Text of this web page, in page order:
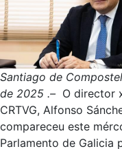
Santiago de
de 2025 .– O director
CRTVG, Alfonso
compareceu este
Parlamento de Galicia